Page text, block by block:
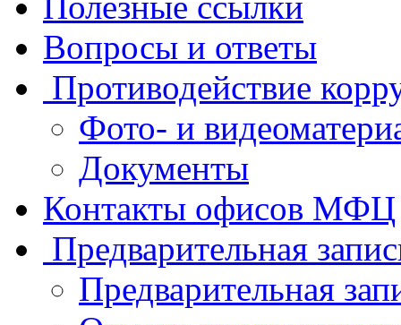
Вопросы и ответы
Противодействие
Фото- и
Документы
Контакты офисов МФЦ
Предварительная
Предварительная